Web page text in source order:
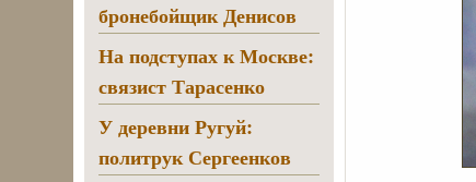
бронебойщик Денисов
На подступах к Москве:
связист Тарасенко
У деревни Ругуй:
политрук Сергеенков